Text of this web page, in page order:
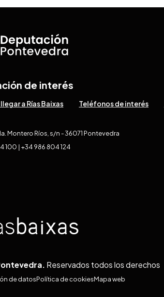
de interés
a Rías Baixas Teléfonos de interés
Montero Ríos, s/n - 36071 Pontevedra
100 | +34 986 804 124
Reservados todos los derechos
de datosPolítica de cookiesMapa web